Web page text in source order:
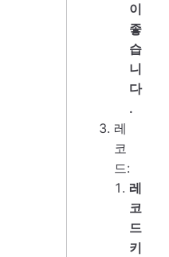
이
좋
습
니
다
.
레
코
드:
레
코
드
키